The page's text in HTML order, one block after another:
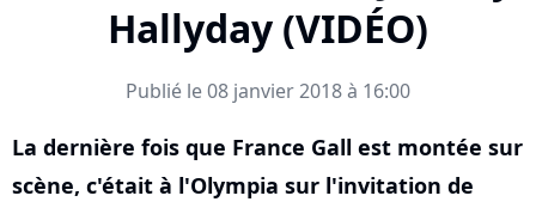
Hallyday (VIDÉO)
Publié le 08 janvier 2018 à 16:00
La dernière fois que France Gall est montée sur
scène, c'était à l'Olympia sur l'invitation de